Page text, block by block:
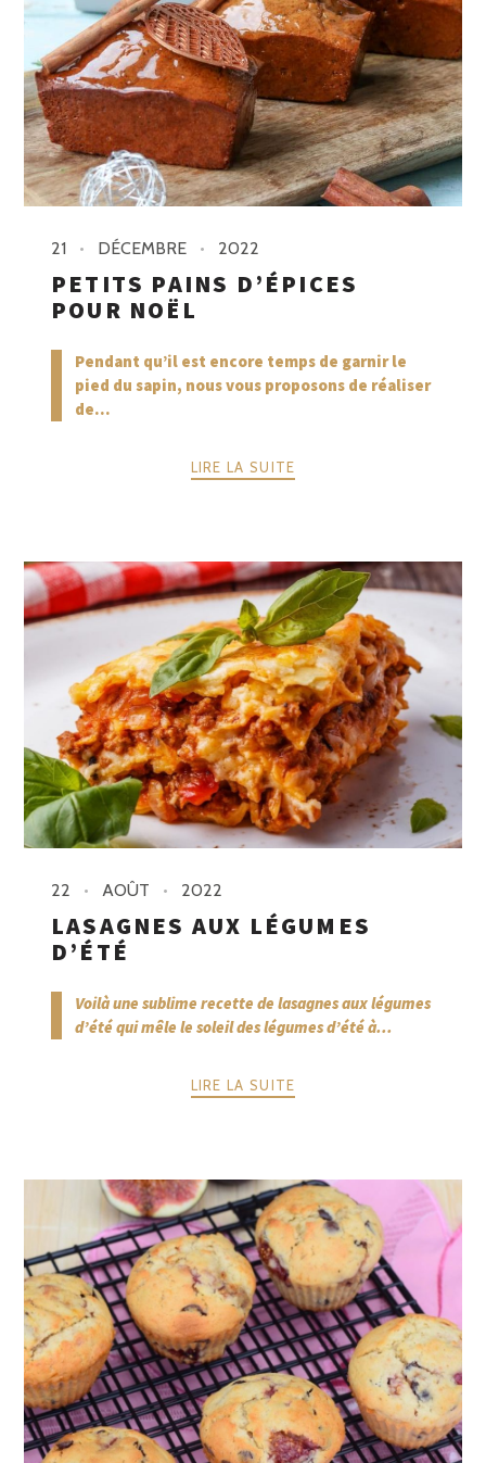
21 DÉCEMBRE 2022
PETITS PAINS D’ÉPICES
POUR NOËL
Pendant qu’il est encore temps de garnir le
pied du sapin, nous vous proposons de réaliser
de...
LIRE LA SUITE
22 AOÛT 2022
LASAGNES AUX LÉGUMES
D’ÉTÉ
Voilà une sublime recette de lasagnes aux légumes
d’été qui mêle le soleil des légumes d’été à...
LIRE LA SUITE